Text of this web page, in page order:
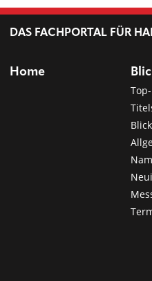
DAS FACHPORTAL FÜR
Home